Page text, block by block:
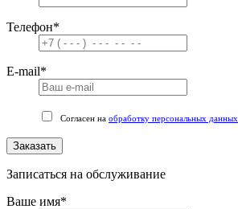
Телефон*
E-mail*
Согласен на обработку персональных данных
Заказать
Записаться на обслуживание
Ваше имя*